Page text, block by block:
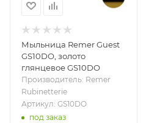
Мыльница Remer Guest
GS10DO, золото
глянцевое GS10DO
Производитель: Remer
Rubinetterie
Артикул: GS10DO
под заказ